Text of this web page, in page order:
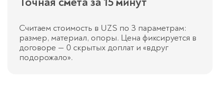
Считаем стоимость в UZS по 3 параметрам:
размер, материал, опоры. Цена фиксируется в
договоре — 0 скрытых доплат и «вдруг
подорожало».